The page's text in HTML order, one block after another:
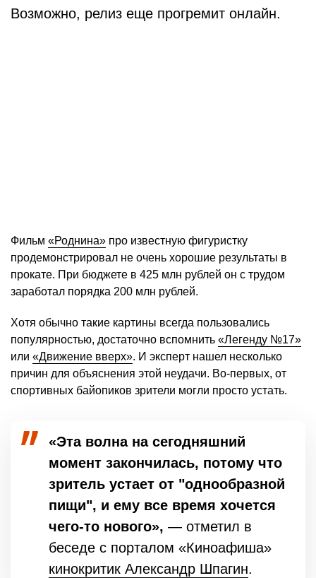
Возможно, релиз еще прогремит онлайн.
Фильм «Роднина» про известную фигуристку
продемонстрировал не очень хорошие результаты в
прокате. При бюджете в 425 млн рублей он с трудом
заработал порядка 200 млн рублей.
Хотя обычно такие картины всегда пользовались
популярностью, достаточно вспомнить «Легенду №17»
или «Движение вверх». И эксперт нашел несколько
причин для объяснения этой неудачи. Во-первых, от
спортивных байопиков зрители могли просто устать.
«Эта волна на сегодняшний
момент закончилась, потому что
зритель устает от "однообразной
пищи", и ему все время хочется
чего-то нового», — отметил в
беседе с порталом «Киноафиша»
кинокритик Александр Шпагин.